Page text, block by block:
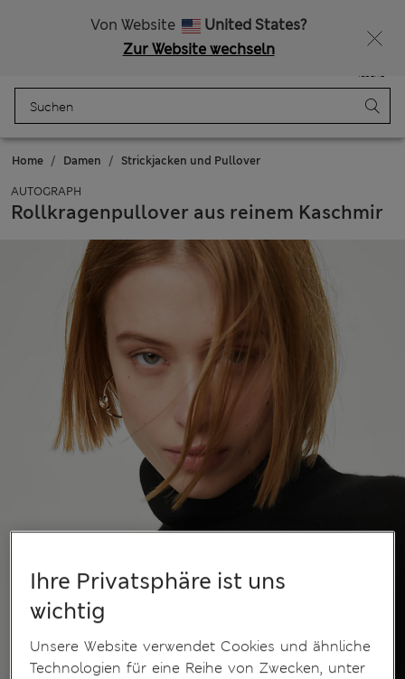
Von Website
United States?
Zur Website wechseln
Tasche
Home Damen Strickjacken und Pullover
AUTOGRAPH
Rollkragenpullover aus reinem Kaschmir
Ihre Privatsphäre ist uns
wichtig
Unsere Website verwendet Cookies und ähnliche
Technologien für eine Reihe von Zwecken, unter